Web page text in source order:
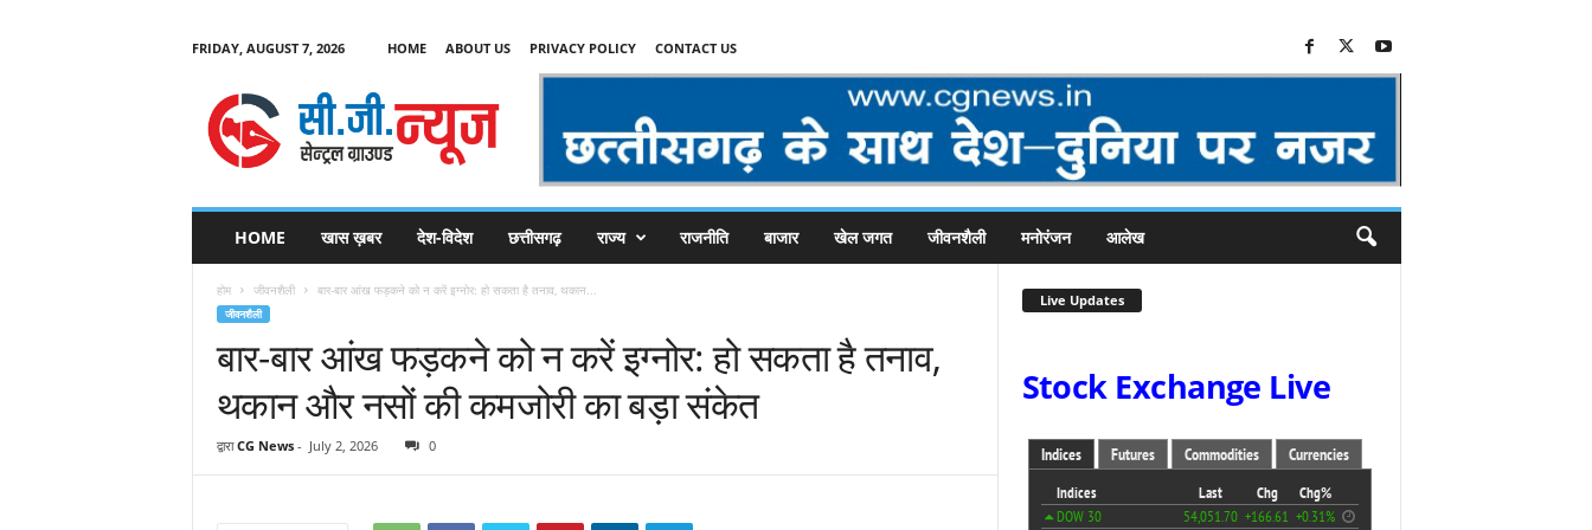
FRIDAY, AUGUST 7, 2026 HOME ABOUT US PRIVACY POLICY CONTACT US
C
HOME खास ख़बर देश-विदेश छत्तीसगढ़ राज्य राजनीति बाजार खेल जगत जीवनशैली मनोरंजन आलेख
होम जीवनशैली बार-बार आंख फड़कने को न करें इग्नोर: हो सकता है तनाव, थकान...
जीवनशैली
बार-बार आंख फड़कने को न करें इग्नोर: हो सकता है तनाव,
थकान और नसों की कमजोरी का बड़ा संकेत
द्वारा CG News- July 2, 2026 0
Live Updates
Stock Exchange Live